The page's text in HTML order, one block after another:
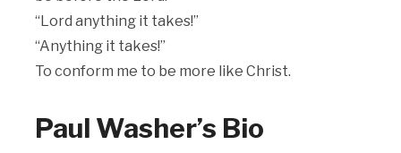
“Lord anything it takes!”
“Anything it takes!”
To conform me to be more like Christ.
Paul Washer’s Bio